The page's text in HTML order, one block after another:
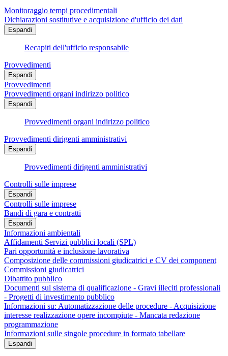
Monitoraggio tempi procedimentali
Dichiarazioni sostitutive e acquisizione d'ufficio dei dati
Espandi
Recapiti dell'ufficio responsabile
Provvedimenti
Espandi
Provvedimenti
Provvedimenti organi indirizzo politico
Espandi
Provvedimenti organi indirizzo politico
Provvedimenti dirigenti amministrativi
Espandi
Provvedimenti dirigenti amministrativi
Controlli sulle imprese
Espandi
Controlli sulle imprese
Bandi di gara e contratti
Espandi
Informazioni ambientali
Affidamenti Servizi pubblici locali (SPL)
Pari opportunità e inclusione lavorativa
Composizione delle commissioni giudicatrici e CV dei component
Commissioni giudicatrici
Dibattito pubblico
Documenti sul sistema di qualificazione - Gravi illeciti professionali
- Progetti di investimento pubblico
Informazioni su: Automatizzazione delle procedure - Acquisizione
interesse realizzazione opere incompiute - Mancata redazione
programmazione
Informazioni sulle singole procedure in formato tabellare
Espandi